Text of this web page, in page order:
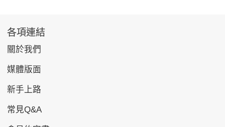
各項連結
關於我們
媒體版面
新手上路
常見Q&A